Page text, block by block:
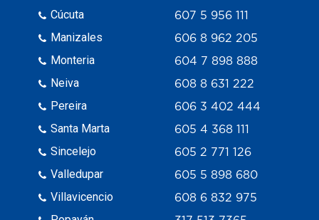
Cúcuta
Manizales
Monteria
Neiva
Pereira
Santa Marta
Sincelejo
Valledupar
Villavicencio
607 5 956 111
606 8 962 205
604 7 898 888
608 8 631 222
606 3 402 444
605 4 368 111
605 2 771 126
605 5 898 680
608 6 832 975